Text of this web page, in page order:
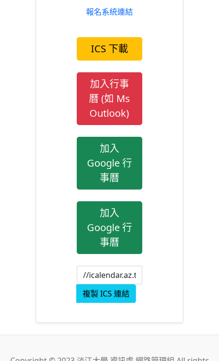
報名系統連結
ICS 下載
加入行事
曆 (如 Ms
Outlook)
加入
Google 行
事曆
加入
Google 行
事曆
複製 ICS 連結